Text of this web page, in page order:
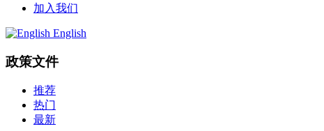
加入我们
English
政策文件
推荐
热门
最新